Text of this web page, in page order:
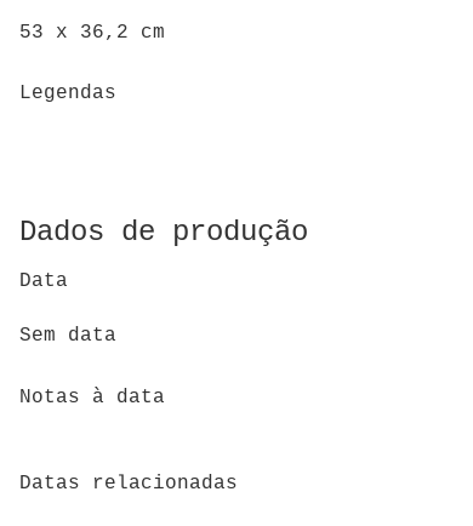
53 x 36,2 cm
Legendas
Dados de produção
Data
Sem data
Notas à data
Datas relacionadas